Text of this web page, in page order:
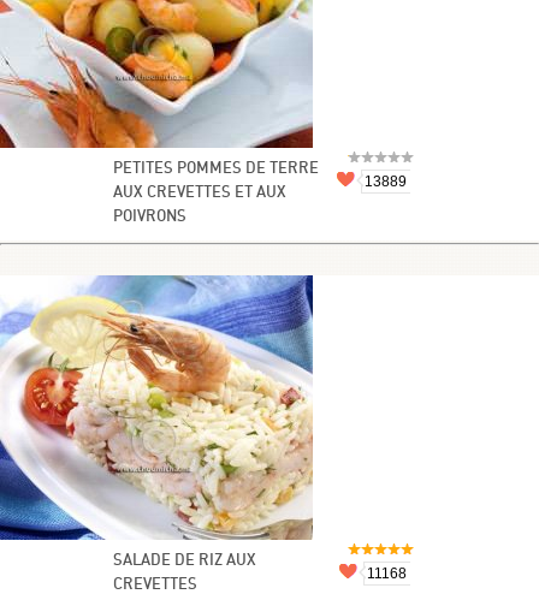
PETITES POMMES DE TERRE
AUX CREVETTES ET AUX
POIVRONS
13889
SALADE DE RIZ AUX
CREVETTES
11168